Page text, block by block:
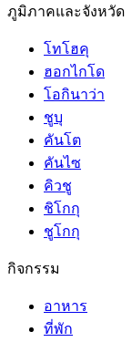
ภูมิภาคและจังหวัด
โทโฮคุ
ฮอกไกโด
โอกินาว่า
ชูบุ
คันโต
คันไซ
คิวชู
ชิโกกุ
ชูโกกุ
กิจกรรม
อาหาร
ที่พัก